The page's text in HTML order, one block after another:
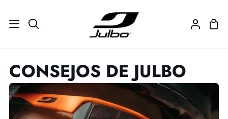
directamente
Buscar
Mi
CONSEJOS DE JULBO